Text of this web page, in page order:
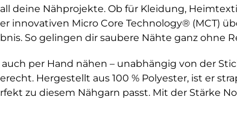
deine Nähprojekte. Ob für Kleidung,
innovativen Micro Core Technology® (MCT)
So gelingen dir saubere Nähte ganz ohne
per Hand nähen – unabhängig von der
Hergestellt aus 100 % Polyester, ist er
zu diesem Nähgarn passt. Mit der Stärke